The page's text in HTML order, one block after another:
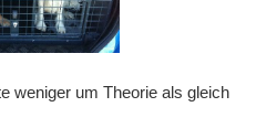
weniger um Theorie als gleich